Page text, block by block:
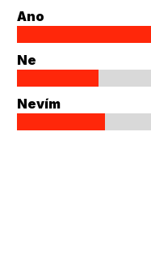
Ano
Ne
Nevím